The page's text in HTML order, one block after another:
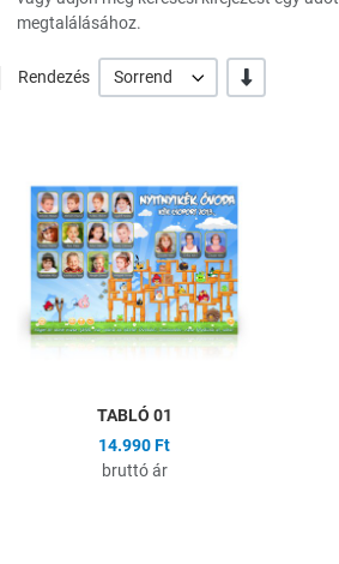
megtalálásához.
Rendezés Sorrend -/+
TABLÓ 01
14.990 Ft
bruttó ár